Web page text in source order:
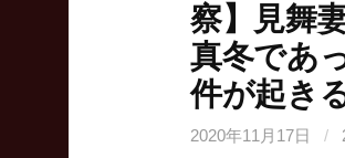
察】見舞
真冬であ
件が起き
2020年11月17日 /